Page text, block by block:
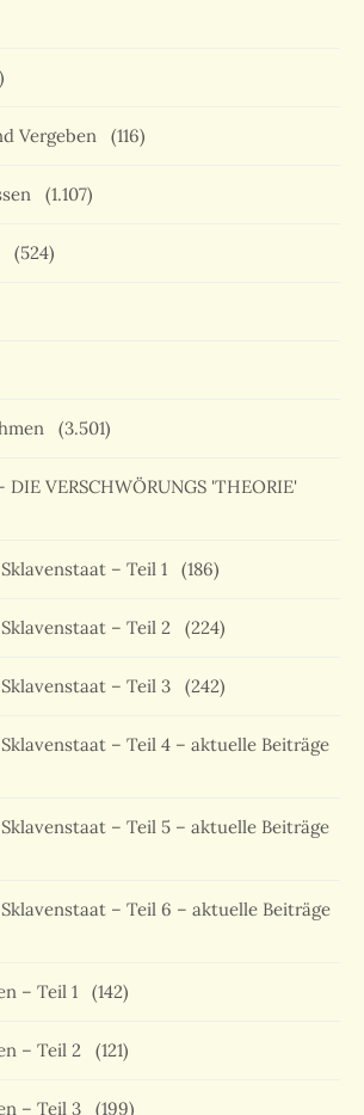
Vergeben (116)
(1.107)
(524)
(3.501)
VERSCHWÖRUNGS 'THEORIE'
– Teil 1 (186)
– Teil 2 (224)
– Teil 3 (242)
– Teil 4 – aktuelle Beiträge
– Teil 5 – aktuelle Beiträge
– Teil 6 – aktuelle Beiträge
– Teil 1 (142)
– Teil 2 (121)
– Teil 3 (199)